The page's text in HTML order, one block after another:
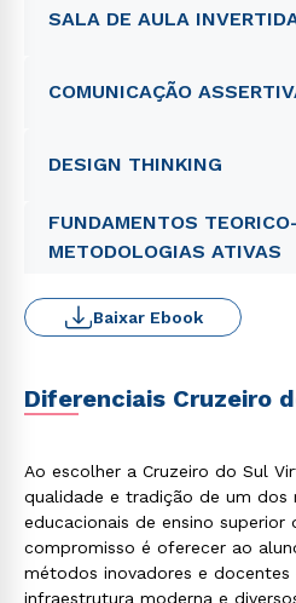
SALA DE AULA
COMUNICAÇÃO
DESIGN THINKING
FUNDAMENTOS
METODOLOGIAS ATIVAS
Baixar Ebook
Diferenciais Cruzeiro
Ao escolher a Cruzeiro do Sul
qualidade e tradição de um dos
educacionais de ensino superior
compromisso é oferecer ao
métodos inovadores e docentes
infraestrutura moderna e